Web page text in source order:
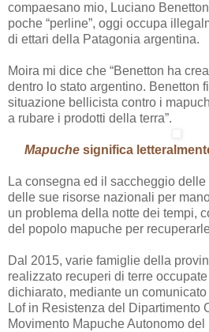
compaesano mio, Luciano
poche “perline”, oggi occupa
di ettari della Patagonia argentina.
Moira mi dice che “Benetton ha
dentro lo stato argentino. Benetton
situazione bellicista contro i
a rubare i prodotti della terra”.
Mapuche significa
La consegna ed il saccheggio
delle sue risorse nazionali per
un problema della notte dei tempi,
del popolo mapuche per
Dal 2015, varie famiglie della
realizzato recuperi di terre
dichiarato, mediante un
Lof in Resistenza del Dipartimento
Movimento Mapuche Autonomo del